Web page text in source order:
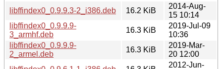
libffindex0_0.9.9.3-2_i386.deb
16.2 KiB
2014-Aug-
15 10:14
libffindex0_0.9.9.9-
3_armhf.deb
16.3 KiB
2019-Jul-09
10:36
libffindex0_0.9.9.9-
2_armel.deb
16.3 KiB
2019-Mar-
20 12:00
2012-Jun-